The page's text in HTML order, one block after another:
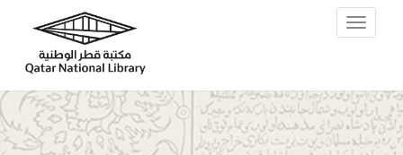
Skip to main content
Toggle